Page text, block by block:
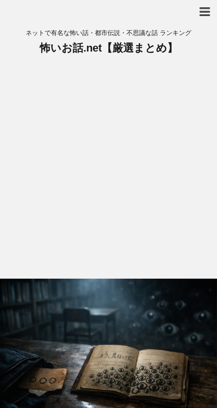
ネットで有名な怖い話・都市伝説・不思議な話 ランキング
怖いお話.net【厳選まとめ】